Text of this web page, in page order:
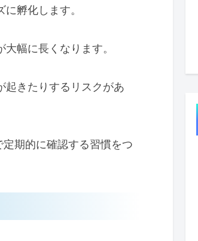
孵化します。
幅に長くなります。
起きたりするリスクがあ
期的に確認する習慣をつ